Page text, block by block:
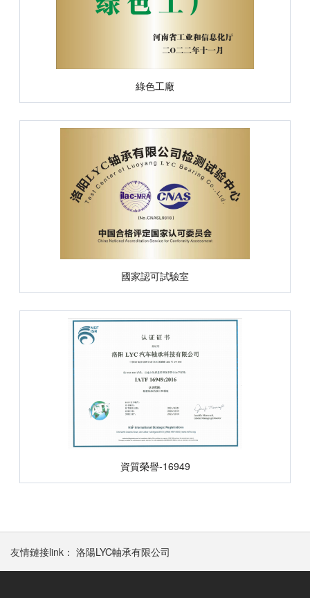
綠色工廠
國家認可試驗室
資質榮譽-16949
友情鏈接link： 洛陽LYC軸承有限公司